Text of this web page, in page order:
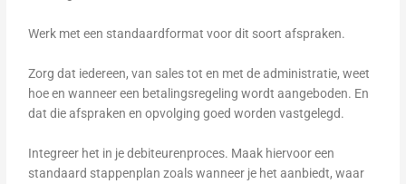
Werk met een standaardformat voor dit soort afspraken.
Zorg dat iedereen, van sales tot en met de administratie, weet
hoe en wanneer een betalingsregeling wordt aangeboden. En
dat die afspraken en opvolging goed worden vastgelegd.
Integreer het in je debiteurenproces. Maak hiervoor een
standaard stappenplan zoals wanneer je het aanbiedt, waar